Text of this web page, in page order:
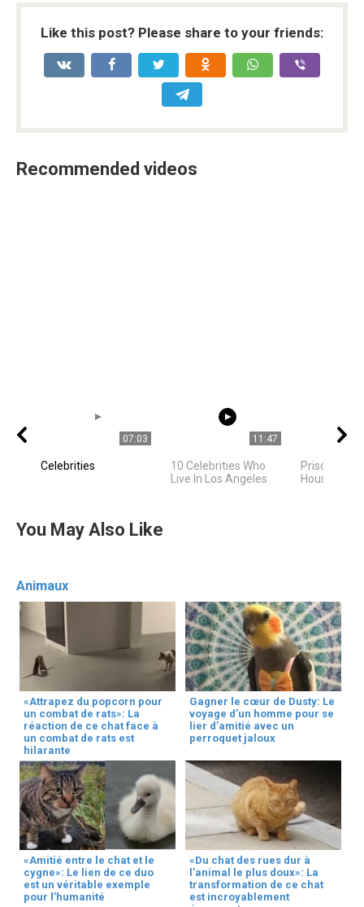
Like this post? Please share to your friends:
Recommended videos
07:03
Celebrities
11:47
10 Celebrities Who
Live In Los Angeles
Priscilla
House Tour
You May Also Like
Animaux
«Attrapez du popcorn pour
un combat de rats»: La
réaction de ce chat face à
un combat de rats est
hilarante
Gagner le cœur de Dusty: Le
voyage d’un homme pour se
lier d’amitié avec un
perroquet jaloux
«Amitié entre le chat et le
cygne»: Le lien de ce duo
est un véritable exemple
pour l’humanité
«Du chat des rues dur à
l’animal le plus doux»: La
transformation de ce chat
est incroyablement